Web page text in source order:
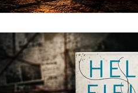
Uitgeverij Ankhhermes
Xanders uitgevers b.v.